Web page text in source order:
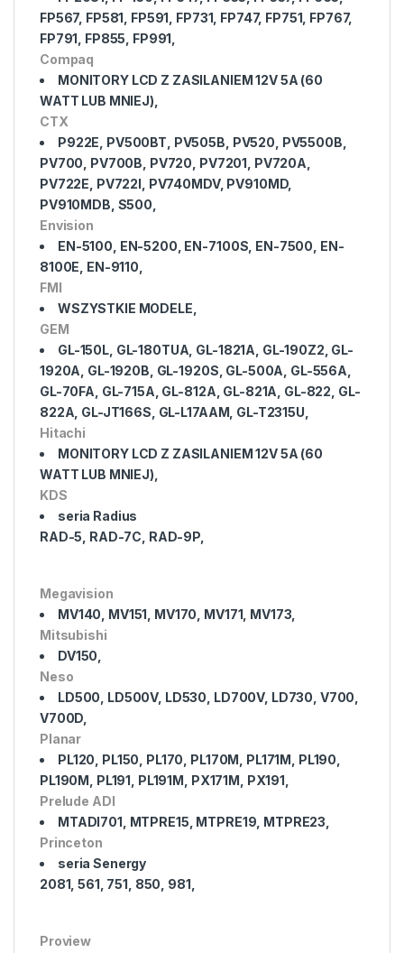
FP567, FP581, FP591, FP731, FP747, FP751, FP767,
FP791, FP855, FP991,
Compaq
MONITORY LCD Z ZASILANIEM 12V 5A (60
WATT LUB MNIEJ),
CTX
P922E, PV500BT, PV505B, PV520, PV5500B,
PV700, PV700B, PV720, PV7201, PV720A,
PV722E, PV722I, PV740MDV, PV910MD,
PV910MDB, S500,
Envision
EN-5100, EN-5200, EN-7100S, EN-7500, EN-
8100E, EN-9110,
FMI
WSZYSTKIE MODELE,
GEM
GL-150L, GL-180TUA, GL-1821A, GL-190Z2, GL-
1920A, GL-1920B, GL-1920S, GL-500A, GL-556A,
GL-70FA, GL-715A, GL-812A, GL-821A, GL-822, GL-
822A, GL-JT166S, GL-L17AAM, GL-T2315U,
Hitachi
MONITORY LCD Z ZASILANIEM 12V 5A (60
WATT LUB MNIEJ),
KDS
seria Radius
RAD-5, RAD-7C, RAD-9P,
Megavision
MV140, MV151, MV170, MV171, MV173,
Mitsubishi
DV150,
Neso
LD500, LD500V, LD530, LD700V, LD730, V700,
V700D,
Planar
PL120, PL150, PL170, PL170M, PL171M, PL190,
PL190M, PL191, PL191M, PX171M, PX191,
Prelude ADI
MTADI701, MTPRE15, MTPRE19, MTPRE23,
Princeton
seria Senergy
2081, 561, 751, 850, 981,
Proview